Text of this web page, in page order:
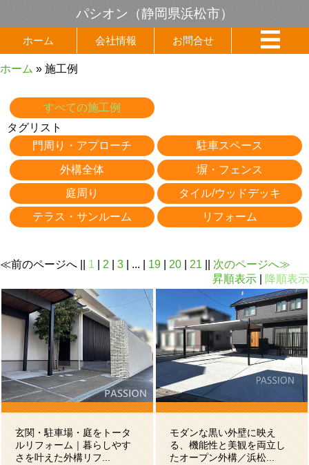
パシオン（静岡県浜松市）
ホーム 会社情報 お問合せ
ホーム » 施工例
すべての施工例
タグリスト
門周り・アプローチ
駐車スペース
外構全体 塀・フェンス
庭周り タイル/ウッドデッキ
テラス・サンルーム リフォーム
≪前のページへ || 1 2 3 | ... | 19 20 21
次のページへ≫
昇順表示
降順表示
玄関・駐車場・庭をトータ
ルリフォーム｜暮らしやす
さを叶えた外構リフ...
モダンな黒い外壁に映え
る、機能性と美観を両立し
たオープン外構／浜松...